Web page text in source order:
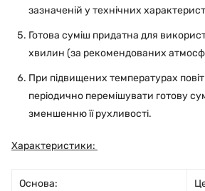
зазначеній у технічних
Готова суміш придатна для
хвилин (за рекомендованих
При підвищених температурах
періодично перемішувати готову
зменшенню її рухливості.
Характеристики:
Основа: